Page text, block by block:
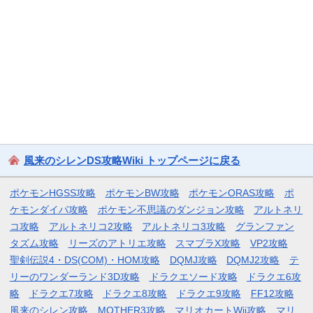
風来のシレンDS攻略Wiki トップページに戻る
ポケモンHGSS攻略 ポケモンBW攻略 ポケモンORAS攻略
ポ
ケモンダイパ攻略
ポケモン不思議のダンジョン攻略
アルトネリ
コ攻略
アルトネリコ2攻略 アルトネリコ3攻略
グランファン
タズム攻略
リーズのアトリエ攻略 スマブラX攻略
VP2攻略
聖剣伝説4・DS(COM)・HOM攻略
DQMJ攻略 DQMJ2攻略
テ
リーのワンダーランド3D攻略
ドラクエソード攻略
ドラクエ6攻
略
ドラクエ7攻略 ドラクエ8攻略 ドラクエ9攻略
FF12攻略
風来のシレン攻略
MOTHER3攻略 マリオカートWii攻略 マリ